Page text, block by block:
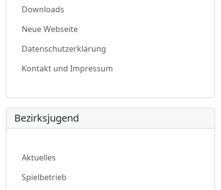
Downloads
Neue Webseite
Datenschutzerklärung
Kontakt und Impressum
Bezirksjugend
Aktuelles
Spielbetrieb